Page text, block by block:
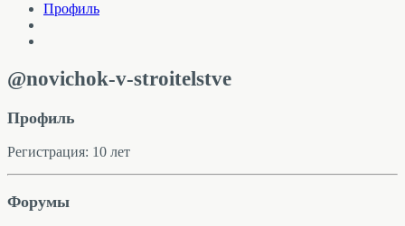
Профиль
@novichok-v-stroitelstve
Профиль
Регистрация: 10 лет
Форумы